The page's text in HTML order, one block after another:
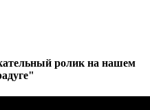
ролик на нашем